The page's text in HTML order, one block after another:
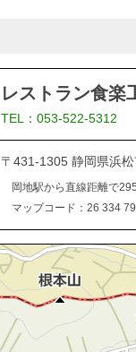
レストラン食楽
TEL：053-522-5312
〒431-1305 静岡県浜
岡地駅から直線距離で
マップコード：26 334